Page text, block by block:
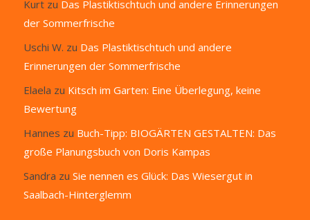
Kurtzu Das Plastiktischtuch und andere Erinnerungen
der Sommerfrische
Uschi W. zu Das Plastiktischtuch und andere
Erinnerungen der Sommerfrische
Elaela zu Kitsch im Garten: Eine Überlegung, keine
Bewertung
Hannes zu Buch-Tipp: BIOGÄRTEN GESTALTEN: Das
große Planungsbuch von Doris Kampas
Sandra zu Sie nennen es Glück: Das Wiesergut in
Saalbach-Hinterglemm